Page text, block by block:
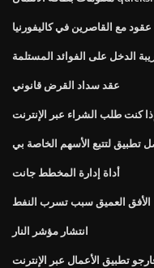
عقود مع القاصرين في كاليفورنيا
الدخل على الفوائد المستلمة
عقد سداد القرض قانوني
كنت طلب الشراء عبر الإنترنت
تطبيق لتتبع الأسهم الخاصة بي
أداة إدارة المخطط جانت
الأفق العميق سبب تسرب النفط
انتشار مؤشر النار
تطبيق الأعمال عبر الإنترنت